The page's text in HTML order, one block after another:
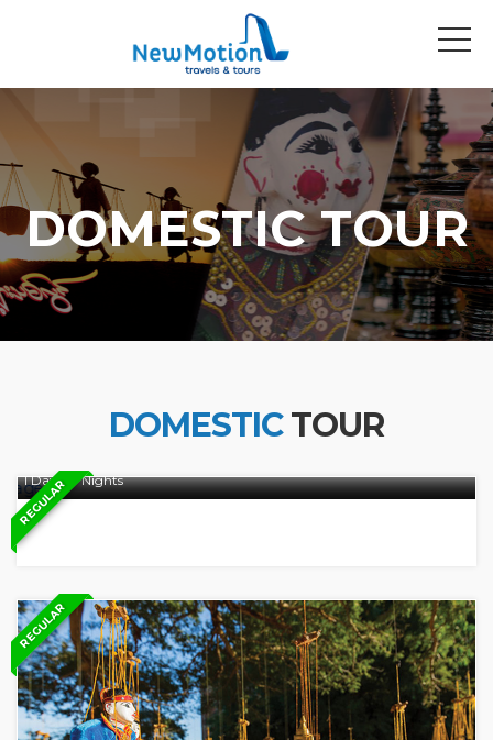
DOMESTIC TOUR
DOMESTICTOUR
REGULAR
1 Day / 0 Nights
REGULAR